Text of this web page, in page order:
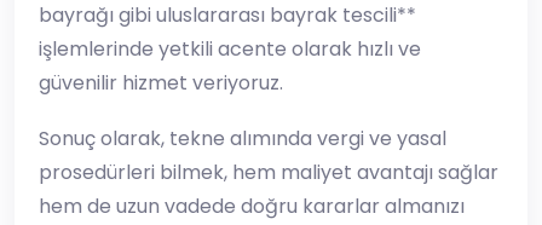
bayrağı gibi uluslararası bayrak tescili**
işlemlerinde yetkili acente olarak hızlı ve
güvenilir hizmet veriyoruz.
Sonuç olarak, tekne alımında vergi ve yasal
prosedürleri bilmek, hem maliyet avantajı sağlar
hem de uzun vadede doğru kararlar almanızı